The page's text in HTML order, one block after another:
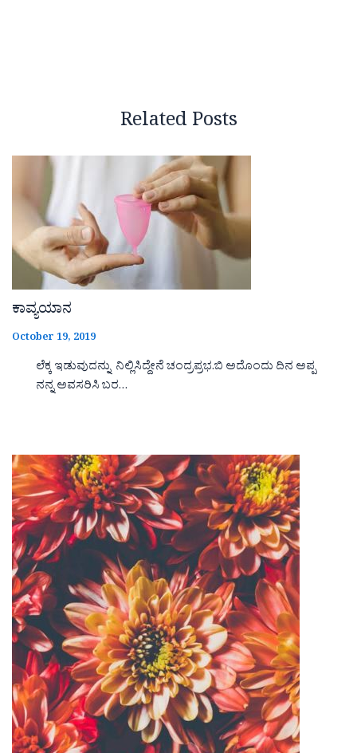
Related Posts
ಕಾವ್ಯಯಾನ
October 19, 2019
ಲೆಕ್ಕ ಇಡುವುದನ್ನು ನಿಲ್ಲಿಸಿದ್ದೇನೆ ಚಂದ್ರಪ್ರಭ.ಬಿ ಅದೊಂದು ದಿನ ಅಪ್ಪ
ನನ್ನ ಅವಸರಿಸಿ ಬರ…